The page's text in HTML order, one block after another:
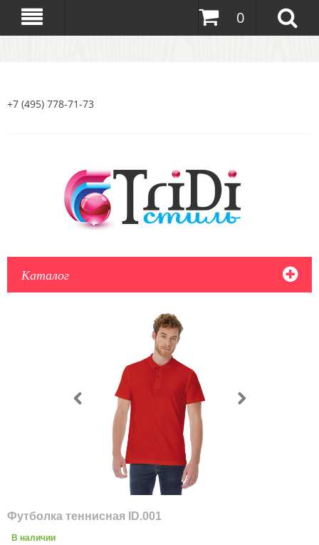
0
+7 (495) 778-71-73
Каталог
Футболка теннисная ID.001
В наличии